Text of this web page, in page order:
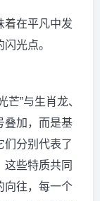
着在平凡中发
光点。
”与生肖龙、
叠加，而是基
们分别代表了
这些特质共同
向往，每一个